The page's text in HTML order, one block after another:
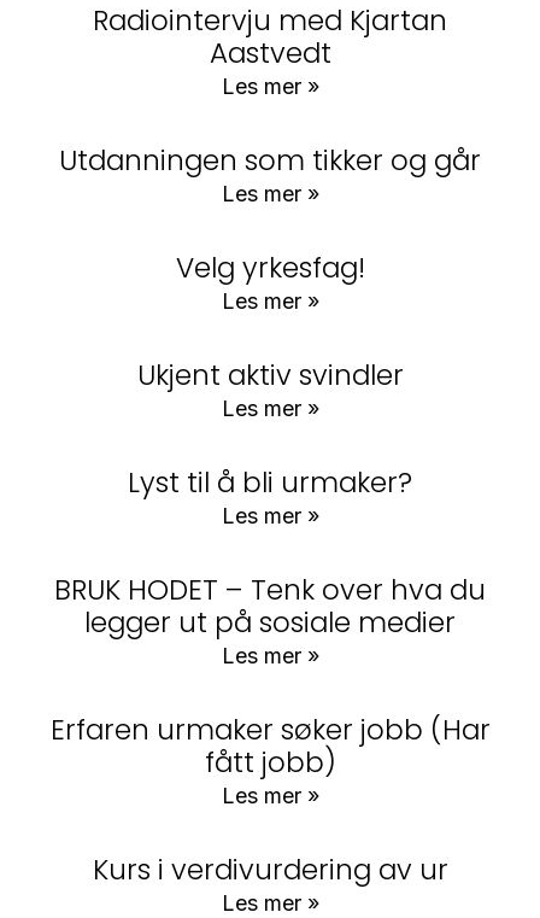
Radiointervju med Kjartan
Aastvedt
Les mer »
Utdanningen som tikker og går
Les mer »
Velg yrkesfag!
Les mer »
Ukjent aktiv svindler
Les mer »
Lyst til å bli urmaker?
Les mer »
BRUK HODET – Tenk over hva du
legger ut på sosiale medier
Les mer »
Erfaren urmaker søker jobb (Har
fått jobb)
Les mer »
Kurs i verdivurdering av ur
Les mer »